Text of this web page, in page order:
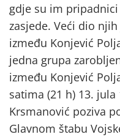
gdje su im
zasjede. Veći dio
između Konjević
jedna grupa
između Konjević
satima (21 h) 13.
Krsmanović poziva
Glavnom štabu